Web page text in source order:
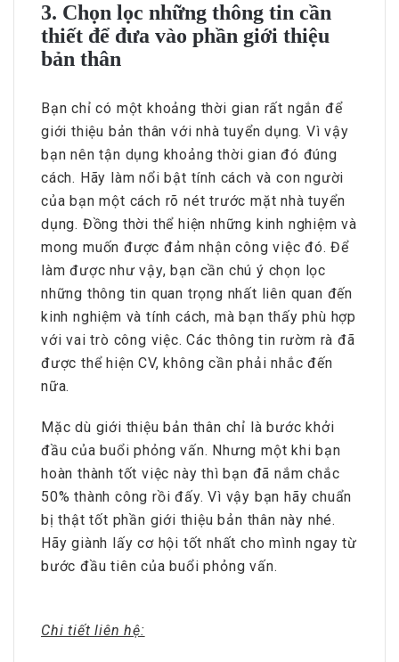
3. Chọn lọc những thông tin cần
thiết để đưa vào phần giới thiệu
bản thân
Bạn chỉ có một khoảng thời gian rất ngắn để
giới thiệu bản thân với nhà tuyển dụng. Vì vậy
bạn nên tận dụng khoảng thời gian đó đúng
cách. Hãy làm nổi bật tính cách và con người
của bạn một cách rõ nét trước mặt nhà tuyển
dụng. Đồng thời thể hiện những kinh nghiệm và
mong muốn được đảm nhận công việc đó. Để
làm được như vậy, bạn cần chú ý chọn lọc
những thông tin quan trọng nhất liên quan đến
kinh nghiệm và tính cách, mà bạn thấy phù hợp
với vai trò công việc. Các thông tin rườm rà đã
được thể hiện CV, không cần phải nhắc đến
nữa.
Mặc dù giới thiệu bản thân chỉ là bước khởi
đầu của buổi phỏng vấn. Nhưng một khi bạn
hoàn thành tốt việc này thì bạn đã nắm chắc
50% thành công rồi đấy. Vì vậy bạn hãy chuẩn
bị thật tốt phần giới thiệu bản thân này nhé.
Hãy giành lấy cơ hội tốt nhất cho mình ngay từ
bước đầu tiên của buổi phỏng vấn.
Chi tiết liên hệ: